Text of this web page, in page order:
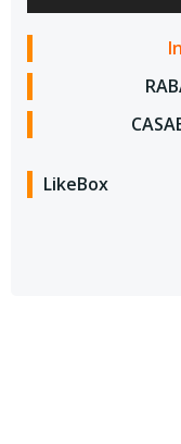
LikeBox